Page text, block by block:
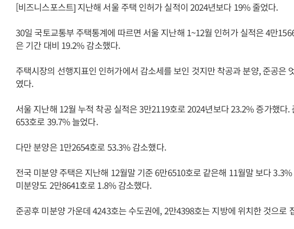
[비즈니스포스트] 지난해 서울 주택 인허가 실적이 2024년보다 19% 줄었다.
30일 국토교통부 주택통계에 따르면 서울 지난해 1~12월 인허가 실적은 4만
은 기간 대비 19.2% 감소했다.
주택시장의 선행지표인 인허가에서 감소세를 보인 것지만 착공과 분양, 준공은
였다.
서울 지난해 12월 누적 착공 실적은 3만2119호로 2024년보다 23.2% 증가했다.
653호로 39.7% 늘었다.
다만 분양은 1만2654호로 53.3% 감소했다.
전국 미분양 주택은 지난해 12월말 기준 6만6510호로 같은해 11월말 보다
미분양도 2만8641호로 1.8% 감소했다.
준공후 미분양 가운데 4243호는 수도권에, 2만4398호는 지방에 위치한 것으로